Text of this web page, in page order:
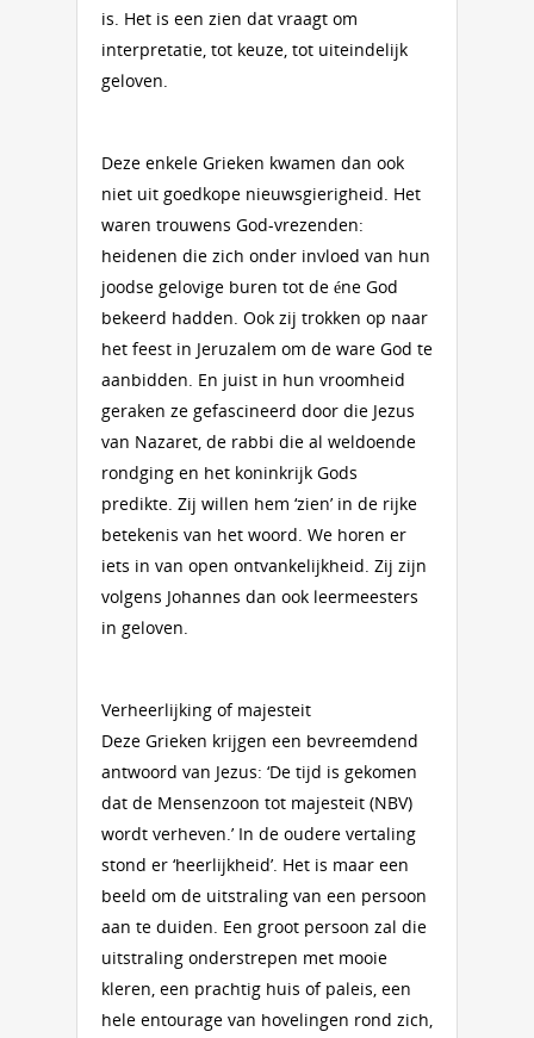
is. Het is een zien dat vraagt om
interpretatie, tot keuze, tot uiteindelijk
geloven.
Deze enkele Grieken kwamen dan ook
niet uit goedkope nieuwsgierigheid. Het
waren trouwens God-vrezenden:
heidenen die zich onder invloed van hun
joodse gelovige buren tot de éne God
bekeerd hadden. Ook zij trokken op naar
het feest in Jeruzalem om de ware God te
aanbidden. En juist in hun vroomheid
geraken ze gefascineerd door die Jezus
van Nazaret, de rabbi die al weldoende
rondging en het koninkrijk Gods
predikte. Zij willen hem ‘zien’ in de rijke
betekenis van het woord. We horen er
iets in van open ontvankelijkheid. Zij zijn
volgens Johannes dan ook leermeesters
in geloven.
Verheerlijking of majesteit
Deze Grieken krijgen een bevreemdend
antwoord van Jezus: ‘De tijd is gekomen
dat de Mensenzoon tot majesteit (NBV)
wordt verheven.’ In de oudere vertaling
stond er ‘heerlijkheid’. Het is maar een
beeld om de uitstraling van een persoon
aan te duiden. Een groot persoon zal die
uitstraling onderstrepen met mooie
kleren, een prachtig huis of paleis, een
hele entourage van hovelingen rond zich,